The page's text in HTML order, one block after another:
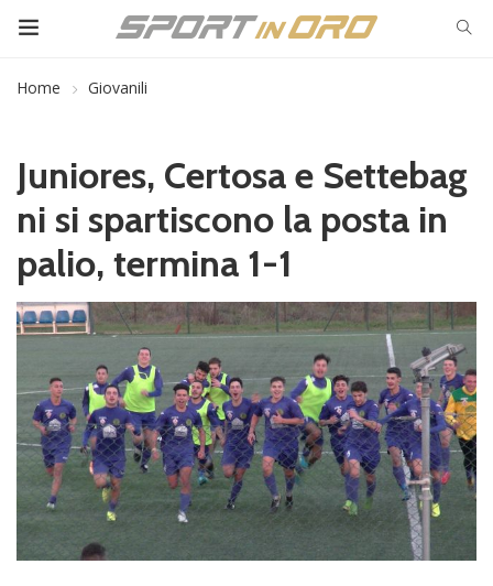
Home Giovanili
Juniores, Certosa e Settebag
ni si spartiscono la posta in
palio, termina 1-1